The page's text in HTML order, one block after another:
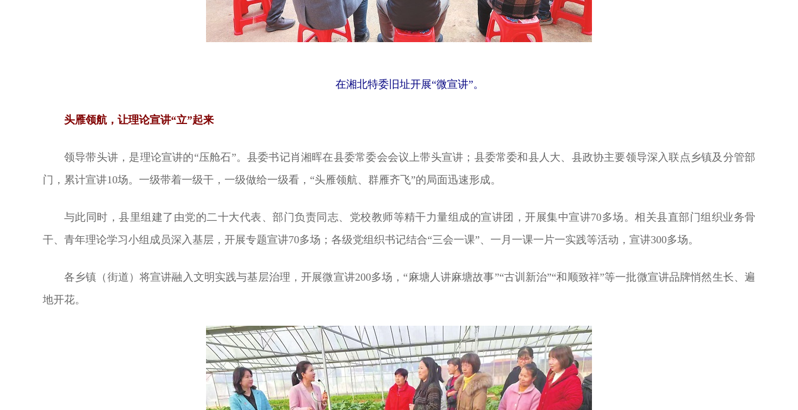
在湘北特委旧址开展“微宣讲”。
头雁领航，让理论宣讲“立”起来
领导带头讲，是理论宣讲的“压舱石”。县委书记肖湘晖在县委常委会会议上带头宣讲；县委常委和县人大、县政协主要领导深入联点乡镇及分管部
门，累计宣讲10场。一级带着一级干，一级做给一级看，“头雁领航、群雁齐飞”的局面迅速形成。
与此同时，县里组建了由党的二十大代表、部门负责同志、党校教师等精干力量组成的宣讲团，开展集中宣讲70多场。相关县直部门组织业务骨
干、青年理论学习小组成员深入基层，开展专题宣讲70多场；各级党组织书记结合“三会一课”、一月一课一片一实践等活动，宣讲300多场。
各乡镇（街道）将宣讲融入文明实践与基层治理，开展微宣讲200多场，“麻塘人讲麻塘故事”“古训新治”“和顺致祥”等一批微宣讲品牌悄然生长、遍
地开花。